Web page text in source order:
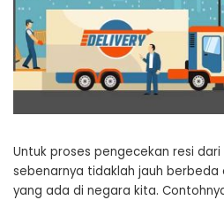
Untuk proses pengecekan resi
sebenarnya tidaklah jauh berbeda
yang ada di negara kita.